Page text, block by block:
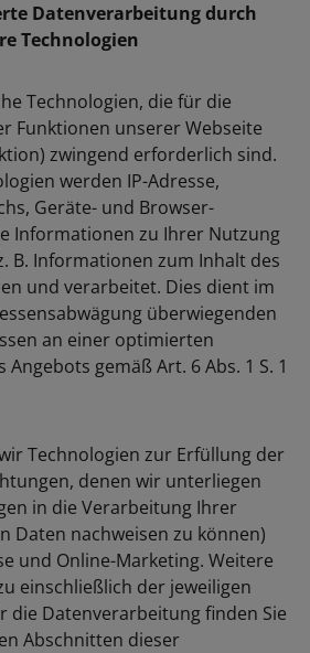
Datenverarbeitung durch
Technologien
Technologien, die für die
Funktionen unserer Webseite
zwingend erforderlich sind.
werden IP-Adresse,
Geräte- und Browser-
Informationen zu Ihrer Nutzung
B. Informationen zum Inhalt des
und verarbeitet. Dies dient im
überwiegenden
an einer optimierten
gemäß Art. 6 Abs. 1 S. 1
Technologien zur Erfüllung der
denen wir unterliegen
in die Verarbeitung Ihrer
Daten nachweisen zu können)
und Online-Marketing. Weitere
einschließlich der jeweiligen
die Datenverarbeitung finden Sie
Abschnitten dieser